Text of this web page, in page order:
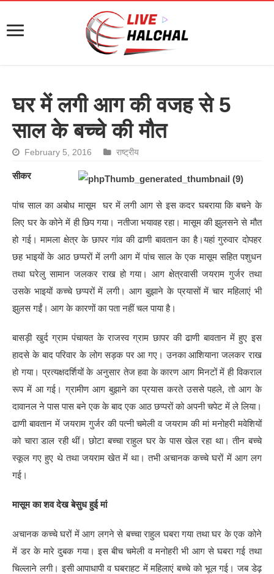
घर में लगी आग की वजह से 5
साल के बच्चे की मौत
February 5, 2016 राष्ट्रीय
सीकर
पांच साल का अबोध मासूम घर में लगी आग से इस कदर घबराया कि बचने के
लिए घर के कोने में ही छिप गया। नतीजा भयावह रहा। मासूम की झुलसने से मौत
हो गई। मामला क्षेत्र के छापर गांव की ढाणी बावतान का है।यहां गुरुवार दोपहर
छह भाइयों के आठ छप्परों में लगी आग में पांच साल के एक मासूम सहित पशुधन
तथा घरेलु सामान जलकर राख हो गया। आग क्षेत्रवासी जयराम गुर्जर तथा
उसके भाइयों कच्चे छप्परों में लगी। आग बुझाने के प्रयासों में चार महिलाएं भी
झुलस गईं। आग के कारणों का पता नहीं चल पाया है।
बासड़ी खुर्द ग्राम पंचायत के राजस्व ग्राम छापर की ढाणी बावतान में हुए इस
हादसे के बाद परिवार के लोग सड़क पर आ गए। उनका आशियाना जलकर राख
हो गया। प्रत्यक्षदर्शियों के अनुसार तेज हवा के कारण आग मिनटों में ही विकराल
रूप में आ गई। ग्रामीण आग बुझाने का प्रयास करते उससे पहले, तो आग के
दावानल ने पास पास बने एक के बाद एक आठ छप्परों को अपनी चपेट में ले लिया।
ढाणी बावतान में जयराम गुर्जर की पत्नी चमेली व जयराम की मां मनोहरी मवेशियों
को चारा डाल रही थीं। छोटा बच्चा राहुल घर के पास खेल रहा था। तीन बच्चे
स्कूल गए हुए थे तथा जयराम खेत में था। तभी अचानक कच्चे घरों में आग लग
गई।
मासूम का शव देख बेसुध हुई मां
अचानक कच्चे घरों में आग लगने से बच्चा राहुल घबरा गया तथा घर के एक कोने
में डर के मारे दुबक गया। इस बीच चमेली व मनोहरी भी आग से घबरा गई तथा
चिल्लाने लगी। इसी आपाधापी व घबराहट में महिलाएं बच्चे को भूल गई। जब डेढ़